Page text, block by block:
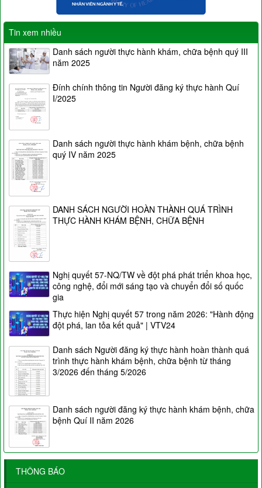
Tin xem nhiều
Danh sách người thực hành khám, chữa bệnh quý III
năm 2025
Đính chính thông tin Người đăng ký thực hành Quí
I/2025
Danh sách người thực hành khám bệnh, chữa bệnh
quý IV năm 2025
DANH SÁCH NGƯỜI HOÀN THÀNH QUÁ TRÌNH
THỰC HÀNH KHÁM BỆNH, CHỮA BỆNH
Nghị quyết 57-NQ/TW về đột phá phát triển khoa học,
công nghệ, đổi mới sáng tạo và chuyển đổi số quốc
gia
Thực hiện Nghị quyết 57 trong năm 2026: "Hành động
đột phá, lan tỏa kết quả" | VTV24
Danh sách Người đăng ký thực hành hoàn thành quá
trình thực hành khám bệnh, chữa bệnh từ tháng
3/2026 đến tháng 5/2026
Danh sách người đăng ký thực hành khám bệnh, chữa
bệnh Quí II năm 2026
THÔNG BÁO